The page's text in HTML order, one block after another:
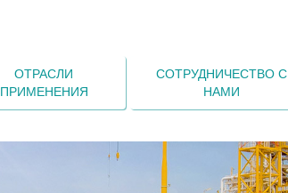
ОТРАСЛИ
ПРИМЕНЕНИЯ
СОТРУДНИЧЕСТВО С
НАМИ